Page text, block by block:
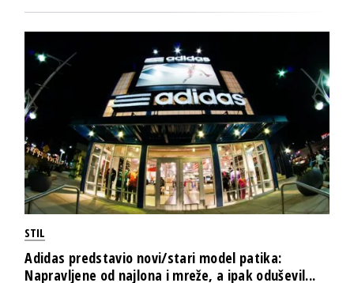
STIL
Adidas predstavio novi/stari model patika:
Napravljene od najlona i mreže, a ipak oduševil...